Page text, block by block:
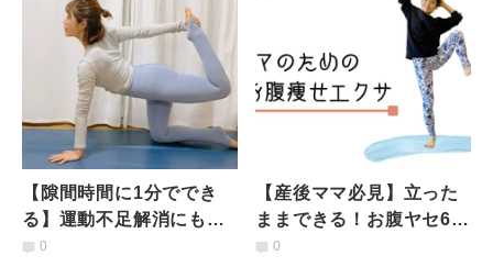
【隙間時間に1分ででき
る】運動不足解消にも！
気になる腰肉をごっそり
0
【産後ママ必見】立った
ままできる！お腹ヤセ60
秒トレーニング
0